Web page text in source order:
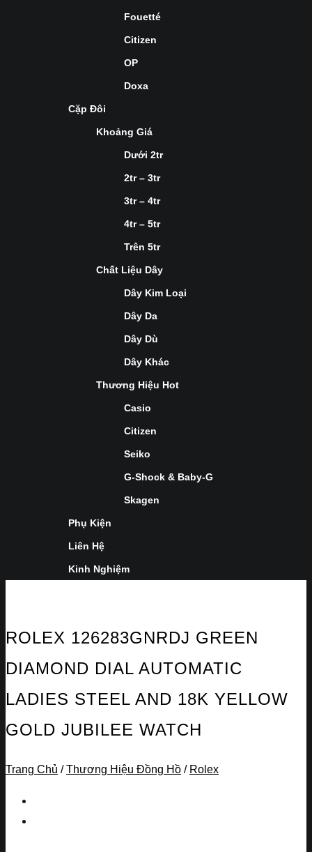
Fouetté
Citizen
OP
Doxa
Cặp Đôi
Khoảng Giá
Dưới 2tr
2tr – 3tr
3tr – 4tr
4tr – 5tr
Trên 5tr
Chất Liệu Dây
Dây Kim Loại
Dây Da
Dây Dù
Dây Khác
Thương Hiệu Hot
Casio
Citizen
Seiko
G-Shock & Baby-G
Skagen
Phụ Kiện
Liên Hệ
Kinh Nghiệm
ROLEX 126283GNRDJ GREEN
DIAMOND DIAL AUTOMATIC
LADIES STEEL AND 18K YELLOW
GOLD JUBILEE WATCH
Trang Chủ / Thương Hiệu Đồng Hồ / Rolex